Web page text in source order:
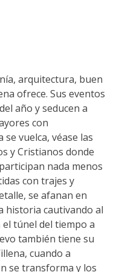
arquitectura, buen
ofrece. Sus eventos
año y seducen a
con
vuelca, véase las
y Cristianos donde
nada menos
con trajes y
se afanan en
historia cautivando al
túnel del tiempo a
también tiene su
cuando a
se transforma y los